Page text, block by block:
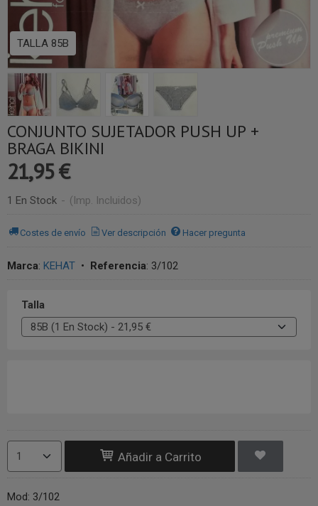
TALLA 85B
CONJUNTO SUJETADOR PUSH UP +
BRAGA BIKINI
21,95 €
1 En Stock - (Imp. Incluidos)
Costes de envío Ver descripción Hacer pregunta
Marca: KEHAT • Referencia: 3/102
Talla
Añadir a Carrito
Mod: 3/102